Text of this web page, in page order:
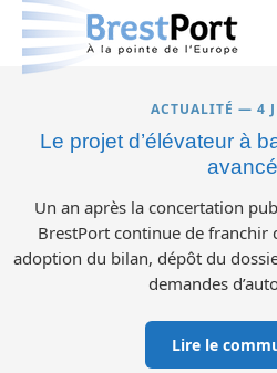
Le projet
La
Les
Le
ACTUALITÉ — 4
Le projet d’élévateur à
Un an après la concertation
BrestPort continue de franchir
adoption du bilan, dépôt du
demandes
Lire le